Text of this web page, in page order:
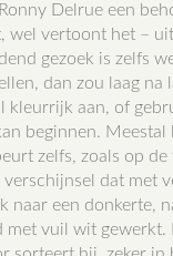
Delrue een
wel vertoont het –
gezoek is zelfs
dan zou laag
kleurrijk aan, of
beginnen.
zelfs, zoals op
dat met
naar een donkerte,
met vuil wit